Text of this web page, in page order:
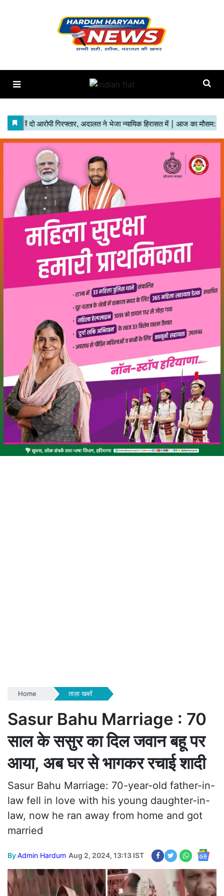
Home ताज़ा खबरें
Sasur Bahu Marriage : 70
साल के ससुर का दिल जवान बहू पर
आया, अब घर से भागकर रचाई शादी
Sasur Bahu Marriage: 70-year-old father-in-
law fell in love with his young daughter-in-
law, now he ran away from home and got
married
ByAdmin Hardum Aug 2, 2024, 13:13 IST